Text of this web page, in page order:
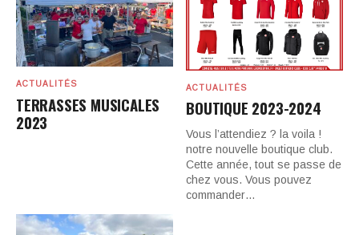
ACTUALITÉS
TERRASSES MUSICALES
2023
ACTUALITÉS
BOUTIQUE 2023-2024
Vous l’attendiez ? la voila !
notre nouvelle boutique club.
Cette année, tout se passe de
chez vous. Vous pouvez
commander…